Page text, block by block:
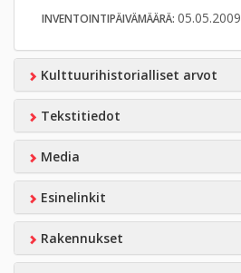
INVENTOINTIPÄIVÄMÄÄRÄ: 05.05.2009
Kulttuurihistorialliset arvot
Tekstitiedot
Media
Esinelinkit
Rakennukset